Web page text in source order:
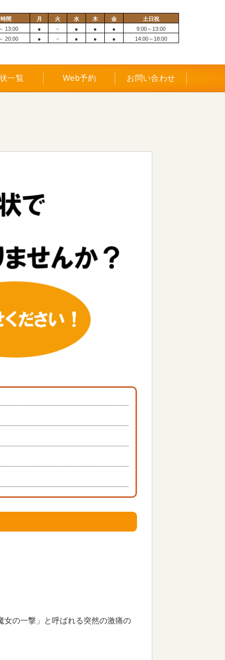
間 月 火 水 木 金
土日祝
13:00
● － ● ● ●
9:00～13:00
20:00
● － ● ● ● 14:00～18:00
一覧 Web予約 お問い合わせ
女の一撃」と呼ばれる突然の激痛の